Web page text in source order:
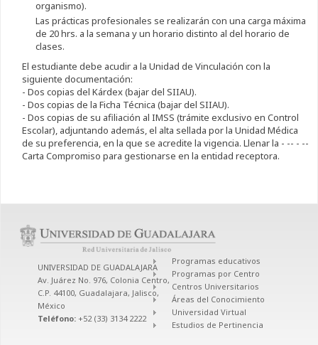
organismo).
Las prácticas profesionales se realizarán con una carga máxima
de 20 hrs. a la semana y un horario distinto al del horario de
clases.
El estudiante debe acudir a la Unidad de Vinculación con la
siguiente documentación:
- Dos copias del Kárdex (bajar del SIIAU).
- Dos copias de la Ficha Técnica (bajar del SIIAU).
- Dos copias de su afiliación al IMSS (trámite exclusivo en Control
Escolar), adjuntando además, el alta sellada por la Unidad Médica
de su preferencia, en la que se acredite la vigencia. Llenar la - -- - --
Carta Compromiso para gestionarse en la entidad receptora.
UNIVERSIDAD DE GUADALAJARA
Av. Juárez No. 976, Colonia Centro,
C.P. 44100, Guadalajara, Jalisco,
México
Teléfono: +52 (33) 3134 2222
Programas educativos
Programas por Centro
Centros Universitarios
Áreas del Conocimiento
Universidad Virtual
Estudios de Pertinencia